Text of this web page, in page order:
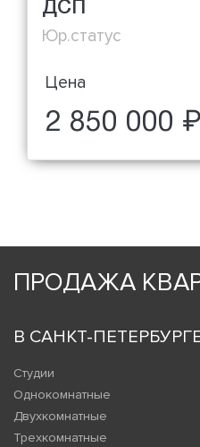
ДСП
Юр.статус
Цена
2 850 000 ₽
ПРОДАЖА
В САНКТ-
Студии
Однокомнатные
Двухкомнатные
Трехкомнатные